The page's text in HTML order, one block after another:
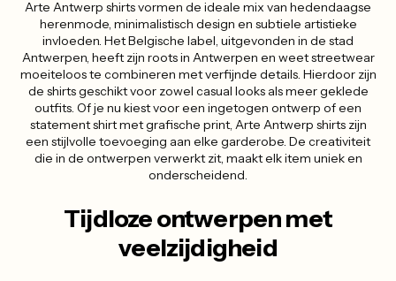
Arte Antwerp shirts vormen de ideale mix van hedendaagse
herenmode, minimalistisch design en subtiele artistieke
invloeden. Het Belgische label, uitgevonden in de stad
Antwerpen, heeft zijn roots in Antwerpen en weet streetwear
moeiteloos te combineren met verfijnde details. Hierdoor zijn
de shirts geschikt voor zowel casual looks als meer geklede
outfits. Of je nu kiest voor een ingetogen ontwerp of een
statement shirt met grafische print, Arte Antwerp shirts zijn
een stijlvolle toevoeging aan elke garderobe. De creativiteit
die in de ontwerpen verwerkt zit, maakt elk item uniek en
onderscheidend.
Tijdloze ontwerpen met
veelzijdigheid